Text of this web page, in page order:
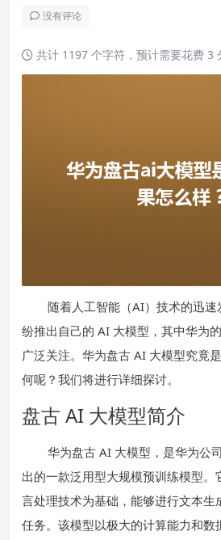
没有评论
共计 1197 个字符，预计需要花费 3
随着人工智能（AI）技术的迅
纷推出自己的 AI 大模型，其中华为
广泛关注。华为盘古 AI 大模型究竟
何呢？我们将进行详细探讨。
盘古 AI 大模型简介
华为盘古 AI 大模型，是华为公
出的一款泛用型大规模预训练模型
言处理技术为基础，能够进行文本生
任务。该模型以极大的计算能力和数